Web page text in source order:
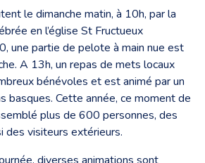
le dimanche matin, à 10h, par la
en l’église St Fructueux
une partie de pelote à main nue est
A 13h, un repas de mets locaux
bénévoles et est animé par un
basques. Cette année, ce moment de
plus de 600 personnes, des
des visiteurs extérieurs.